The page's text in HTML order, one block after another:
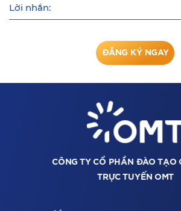
Lời nhắn:
ĐĂNG KÝ NGAY
CÔNG TY CỔ PHẦN ĐÀO TẠO
TRỰC TUYẾN OMT